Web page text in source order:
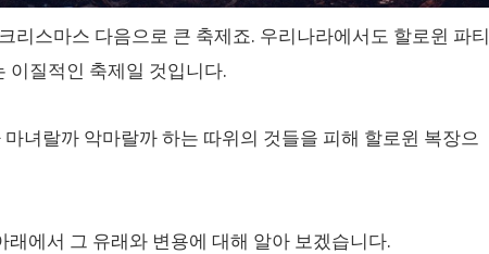
리스마스 다음으로 큰 축제죠. 우리나라에서도 할로윈 파티
이질적인 축제일 것입니다.
녀랄까 악마랄까 하는 따위의 것들을 피해 할로윈 복장으
에서 그 유래와 변용에 대해 알아 보겠습니다.